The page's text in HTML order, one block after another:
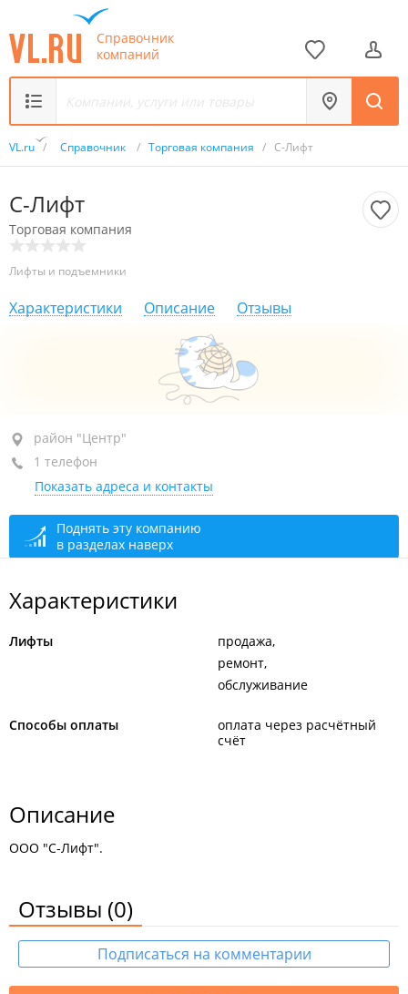
Справочник
компаний
VL.ru / Справочник / Торговая компания / С-Лифт
С-Лифт
Торговая компания
Лифты и подъемники
Характеристики Описание Отзывы
район "Центр", ул. Светланская, 55
оф. 11
+7 (423) 222-98-73
сегодня закрыто
район "Центр"
1 телефон
Показать адреса и контакты
Поднять эту компанию
в разделах наверх
Характеристики
Лифты
продажа
ремонт
обслуживание
Способы оплаты
оплата через расчётный
счёт
Описание
ООО "С-Лифт".
Отзывы (0)
Подписаться на комментарии